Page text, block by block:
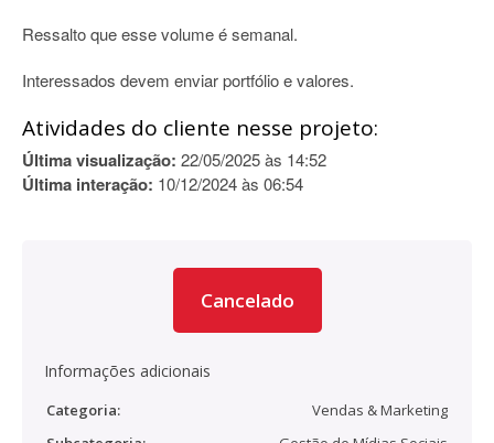
Ressalto que esse volume é semanal.
Interessados devem enviar portfólio e valores.
Atividades do cliente nesse projeto:
Última visualização: 22/05/2025 às 14:52
Última interação: 10/12/2024 às 06:54
Cancelado
Informações adicionais
Categoria:
Vendas & Marketing